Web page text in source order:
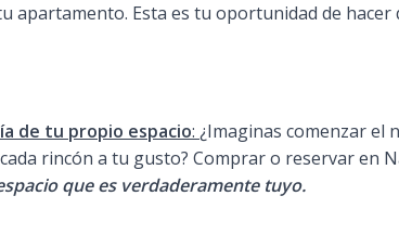
apartamento. Esta es tu oportunidad de
de tu propio espacio: ¿Imaginas comenzar el
rincón a tu gusto? Comprar o reservar en
que es verdaderamente tuyo.